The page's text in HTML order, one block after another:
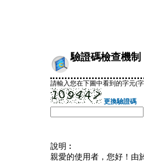
驗證碼檢查機制
請輸入您在下圖中看到的字元(
更換驗證碼
說明︰
親愛的使用者，您好！由